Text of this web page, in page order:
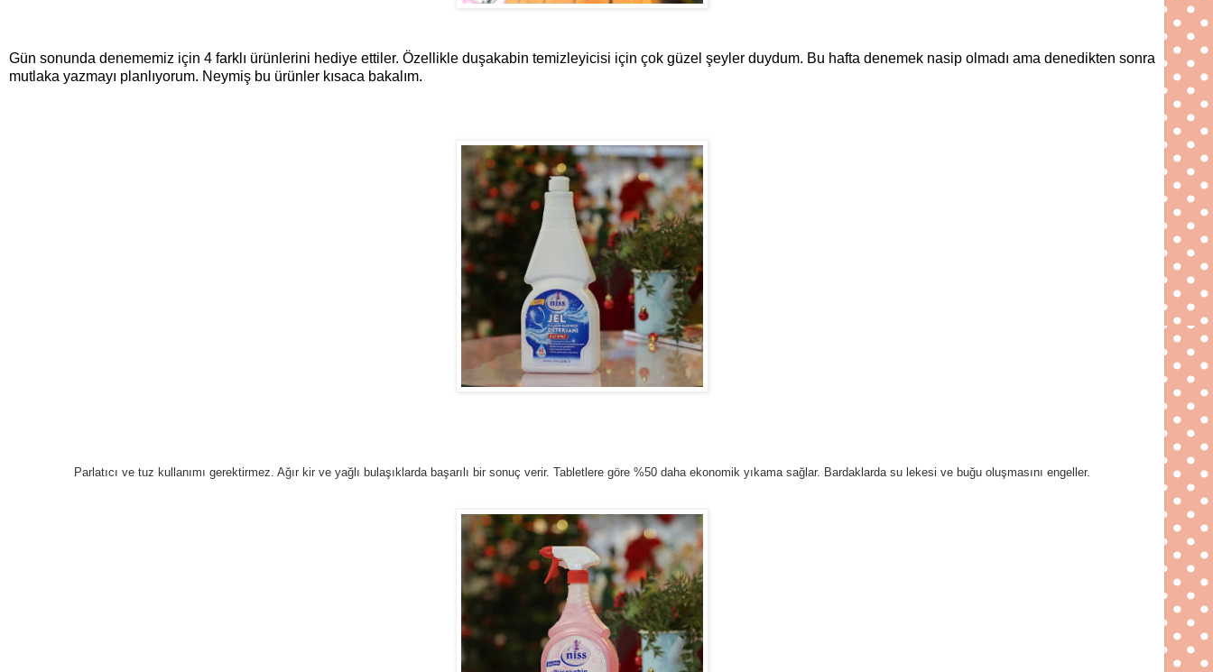
Gün sonunda denememiz için 4 farklı ürünlerini hediye ettiler. Özellikle duşakabin temizleyicisi için çok güzel şeyler duydum. Bu hafta denemek nasip olmadı ama denedikten sonra
mutlaka yazmayı planlıyorum. Neymiş bu ürünler kısaca bakalım.
Parlatıcı ve tuz kullanımı gerektirmez. Ağır kir ve yağlı bulaşıklarda başarılı bir sonuç verir. Tabletlere göre %50 daha ekonomik yıkama sağlar. Bardaklarda su lekesi ve buğu oluşmasını engeller.